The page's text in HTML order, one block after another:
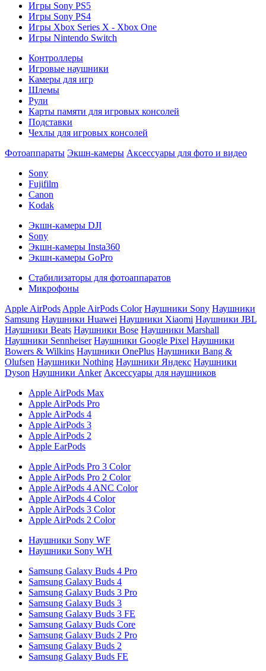
Игры Sony PS5
Игры Sony PS4
Игры Xbox Series X - Xbox One
Игры Nintendo Switch
Контроллеры
Игровые наушники
Камеры для игр
Шлемы
Рули
Карты памяти для игровых консолей
Подставки
Чехлы для игровых консолей
Фотоаппараты Экшн-камеры Аксессуары для фото и видео
Sony
Fujifilm
Canon
Kodak
Экшн-камеры DJI
Sony
Экшн-камеры Insta360
Экшн-камеры GoPro
Стабилизаторы для фотоаппаратов
Микрофоны
Apple AirPods Apple AirPods Color Наушники Sony Наушники
Samsung Наушники Huawei Наушники Xiaomi Наушники JBL
Наушники Beats Наушники Bose Наушники Marshall
Наушники Sennheiser Наушники Google Pixel Наушники
Bowers & Wilkins Наушники OnePlus Наушники Bang &
Olufsen Наушники Nothing Наушники Яндекс Наушники
Dyson Наушники Anker Аксессуары для наушников
Apple AirPods Max
Apple AirPods Pro
Apple AirPods 4
Apple AirPods 3
Apple AirPods 2
Apple EarPods
Apple AirPods Pro 3 Color
Apple AirPods Pro 2 Color
Apple AirPods 4 ANC Color
Apple AirPods 4 Color
Apple AirPods 3 Color
Apple AirPods 2 Color
Наушники Sony WF
Наушники Sony WH
Samsung Galaxy Buds 4 Pro
Samsung Galaxy Buds 4
Samsung Galaxy Buds 3 Pro
Samsung Galaxy Buds 3
Samsung Galaxy Buds 3 FE
Samsung Galaxy Buds Core
Samsung Galaxy Buds 2 Pro
Samsung Galaxy Buds 2
Samsung Galaxy Buds FE